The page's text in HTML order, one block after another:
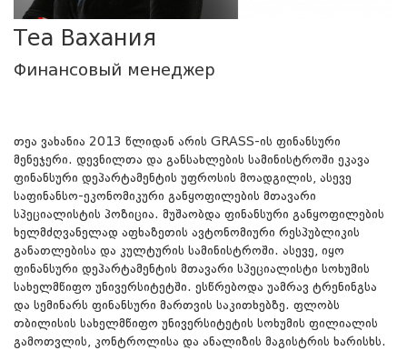
Теа Вахания
Финансовый менеджер
თეა ვახანია 2013 წლიდან არის GRASS-ის ფინანსური
მენეჯერი. დევნილთა და განსახლების სამინისტროში ეკავა
ფინანსური დეპარტამენტის უფროსის მოადგილის, ასევე
საფინანსო-ეკონომიკური განყოფილების მთავარი
სპეციალისტის პოზიცია. მუშაობდა ფინანსური განყოფილების
ხელმძღვანელად აფხაზეთის ავტონომიური რესპუბლიკის
განათლებისა და კულტურის სამინისტროში. ასევე, იყო
ფინანსური დეპარტამენტის მთავარი სპეციალისტი სოხუმის
სახელმწიფო უნივერსიტეტში. ესწრებოდა უამრავ ტრენინგსა
და სემინარს ფინანსური მართვის საკითხებზე. ფლობს
თბილისის სახელმწიფო უნივერსიტეტის სოხუმის ფილიალის
გამოთვლის, კონტროლისა და ანალიზის მაგისტრის ხარისხს.